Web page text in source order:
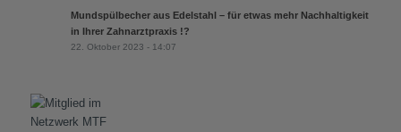
Mundspülbecher aus Edelstahl – für etwas mehr Nachhaltigkeit
in Ihrer Zahnarztpraxis !?
22. Oktober 2023 - 14:07